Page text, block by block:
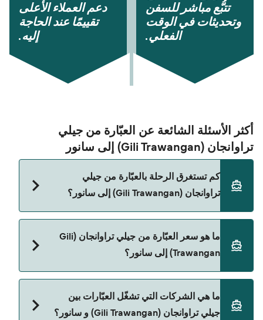
تتبُّع مباشر للسفن
وتحديثات في الوقت
الفعلي.
دعم العملاء الأعلى
تقييمًا عند الحاجة
إليه.
أكثر الأسئلة الشائعة عن العبّارة من جيلي
تراوانجان (Gili Trawangan) إلى سانور
كم تستغرق الرحلة بالعبّارة من جيلي
تراوانجان (Gili Trawangan) إلى سانور؟
Trawangan) إلى سانور تقريباً 3 ساعات 45 دقائق. مدة
الإبحار ممكن تختلف حسب الموسم والشركة، لذلك
ننصحك بمراجعة الأوقات المباشرة باستخدام Direct
ما هو سعر العبّارة من جيلي تراوانجان (Gili
Trawangan) إلى سانور؟
سانور يختلف حسب الموسم. متوسط سعر الرحلة هو
ما هي الشركات التي تشغّل العبّارات بين
جيلي تراوانجان (Gili Trawangan) و سانور؟